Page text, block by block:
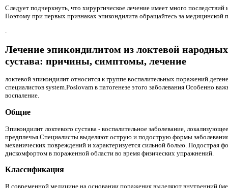
Следует подчеркнуть, что хирургическое лечение имеет много
Поэтому при первых признаках эпикондилита обращайтесь за медицинской
.
Лечение эпикондилитом из локтевой
сустава: причины, симптомы, лечение
локтевой эпикондилит относится к группе воспалительных поражений
специалистов system.Poslovam в патогенезе этого заболевания Особенно
воспаление.
Общие
Эпикондилит локтевого сустава - воспалительное заболевание,
предплечья.Специалисты выделяют острую и подострую формы
механических повреждений и характеризуется сильной болью. Подострая
дискомфортом в пораженной области во время физических упражнений.
Классификация
В современной медицине на основании поражения выделяют внутренний